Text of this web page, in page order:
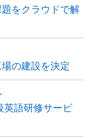
をクラウドで解
の建設を決定
英語研修サービ